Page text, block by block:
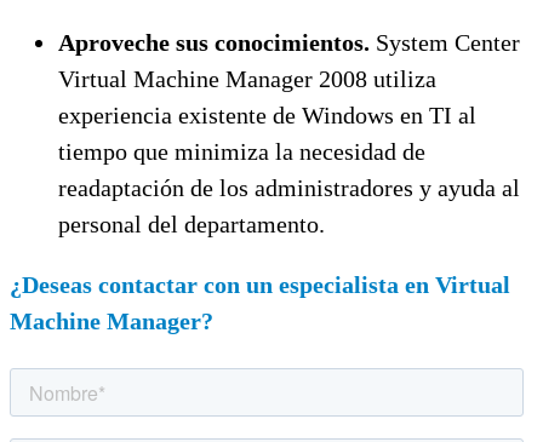
Aproveche sus conocimientos. System Center
Virtual Machine Manager 2008 utiliza
experiencia existente de Windows en TI al
tiempo que minimiza la necesidad de
readaptación de los administradores y ayuda al
personal del departamento.
¿Deseas contactar con un especialista en Virtual
Machine Manager?